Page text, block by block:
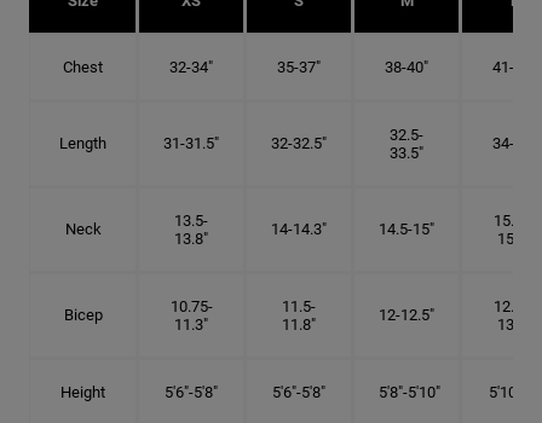
Chest 32-34" 35-37" 38-40" 41-43"
Length 31-31.5" 32-32.5"
32.5-
33.5"
34-35"
Neck
13.5-
13.8"
14-14.3" 14.5-15"
15.25-
15.5"
Bicep
10.75-
11.3"
11.5-
11.8"
12-12.5"
12.75-
13.3"
Height 5'6"-5'8" 5'6"-5'8" 5'8"-5'10" 5'10"- 6'